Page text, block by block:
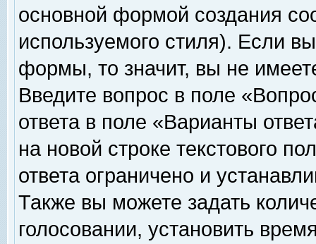
основной формой создания
используемого стиля). Если
формы, то значит, вы не
Введите вопрос в поле
ответа в поле «Варианты
на новой строке текстового
ответа ограничено и
Также вы можете задать
голосовании, установить